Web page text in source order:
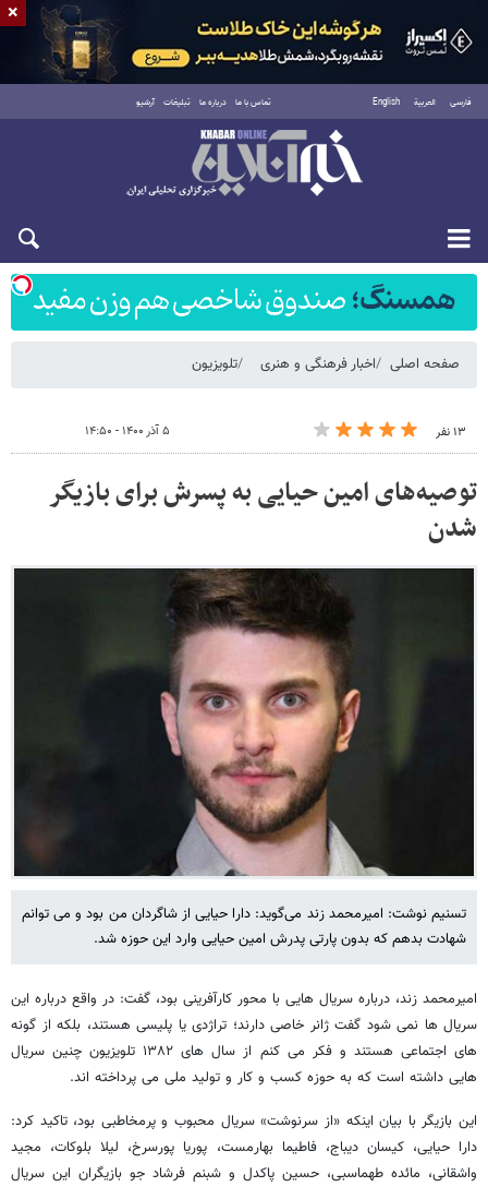
فارسی العربية English تماس با ما درباره ما تبلیغات آرشیو
شنبه ۱۷ مرداد ۱۴۰۵
صفحه اصلی اخبار فرهنگی و هنری تلویزیون
۱۳ نفر ۵ آذر ۱۴۰۰ - ۱۴:۵۰
توصیه‌های امین حیایی به پسرش برای بازیگر
شدن
تسنیم نوشت: امیرمحمد زند می‌گوید: دارا حیایی از شاگردان من بود و می توانم
شهادت بدهم که بدون پارتی پدرش امین حیایی وارد این حوزه شد.
امیرمحمد زند، درباره سریال هایی با محور کارآفرینی بود، گفت: در واقع درباره این
سریال ها نمی شود گفت ژانر خاصی دارند؛ تراژدی یا پلیسی هستند، بلکه از گونه
های اجتماعی هستند و فکر می کنم از سال های ۱۳۸۲ تلویزیون چنین سریال
هایی داشته است که به حوزه کسب و کار و تولید ملی می پرداخته اند.
این بازیگر با بیان اینکه «از سرنوشت» سریال محبوب و پرمخاطبی بود، تاکید کرد:
دارا حیایی، کیسان دیباج، فاطیما بهارمست، پوریا پورسرخ، لیلا بلوکات، مجید
واشقانی، مائده طهماسبی، حسین پاکدل و شبنم فرشاد جو بازیگران این سریال
×